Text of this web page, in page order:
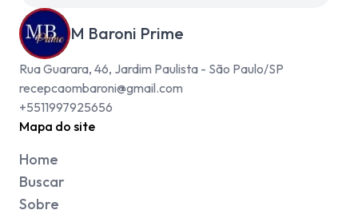
M Baroni Prime
Rua Guarara, 46, Jardim Paulista - São Paulo/SP
recepcaombaroni@gmail.com
+5511997925656
Mapa do site
Home
Buscar
Sobre